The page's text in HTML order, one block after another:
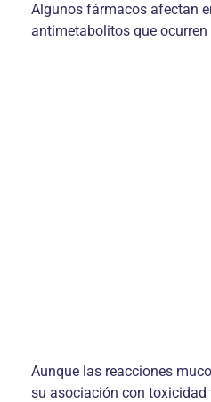
Algunos fármacos afectan
antimetabolitos que
Aunque las reacciones
su asociación con toxicidad